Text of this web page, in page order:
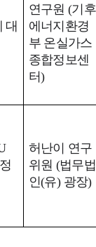
대
연구원(기후
에너지환경
부 온실가스
종합정보센
터)
허난이 연구
위원 (법무법
인(유) 광장)